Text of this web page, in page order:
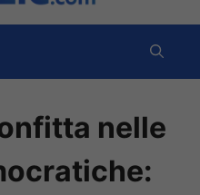
nelle